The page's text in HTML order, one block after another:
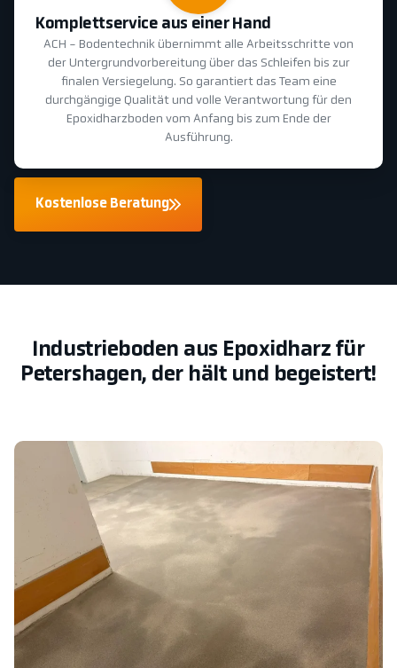
Komplettservice aus einer Hand
ACH - Bodentechnik übernimmt alle Arbeitsschritte von
der Untergrundvorbereitung über das Schleifen bis zur
finalen Versiegelung. So garantiert das Team eine
durchgängige Qualität und volle Verantwortung für den
Epoxidharzboden vom Anfang bis zum Ende der
Ausführung.
Kostenlose Beratung
Industrieboden aus Epoxidharz für
Petershagen, der hält und begeistert!